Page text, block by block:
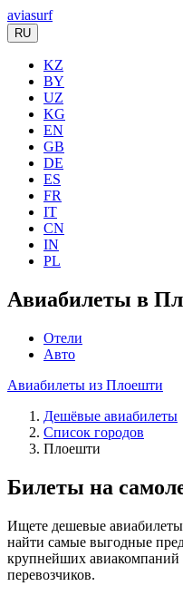
aviasurf
RU
KZ
BY
UZ
KG
EN
GB
DE
ES
FR
IT
CN
IN
PL
Авиабилеты в
Отели
Авто
Авиабилеты из Плоешти
Дешёвые авиабилеты
Список городов
Плоешти
Билеты на
Ищете дешевые
найти самые выгодные
крупнейших
перевозчиков.